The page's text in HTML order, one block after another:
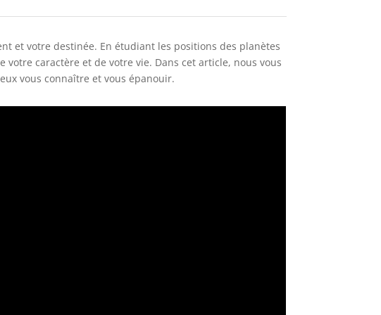
et votre destinée. En étudiant les positions des planètes
caractère et de votre vie. Dans cet article, nous vous
vous connaître et vous épanouir.